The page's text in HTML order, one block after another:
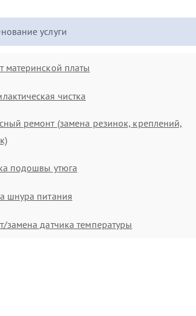
услуги
материнской платы
чистка
ремонт (замена резинок, креплений,
подошвы утюга
шнура питания
замена датчика температуры